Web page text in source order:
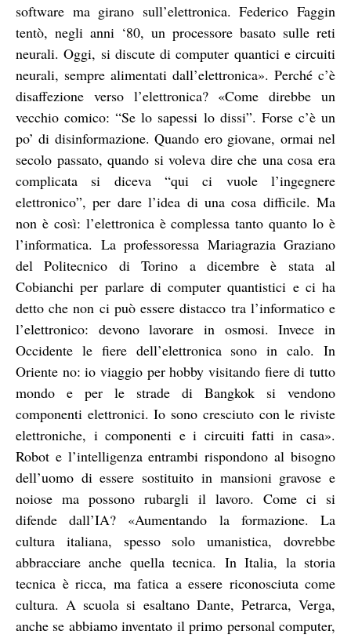
software ma girano sull’elettronica. Federico Faggin
tentò, negli anni ‘80, un processore basato sulle reti
neurali. Oggi, si discute di computer quantici e circuiti
neurali, sempre alimentati dall’elettronica». Perché c’è
disaffezione verso l’elettronica? «Come direbbe un
vecchio comico: “Se lo sapessi lo dissi”. Forse c’è un
po’ di disinformazione. Quando ero giovane, ormai nel
secolo passato, quando si voleva dire che una cosa era
complicata si diceva “qui ci vuole l’ingegnere
elettronico”, per dare l’idea di una cosa difficile. Ma
non è così: l’elettronica è complessa tanto quanto lo è
l’informatica. La professoressa Mariagrazia Graziano
del Politecnico di Torino a dicembre è stata al
Cobianchi per parlare di computer quantistici e ci ha
detto che non ci può essere distacco tra l’informatico e
l’elettronico: devono lavorare in osmosi. Invece in
Occidente le fiere dell’elettronica sono in calo. In
Oriente no: io viaggio per hobby visitando fiere di tutto
mondo e per le strade di Bangkok si vendono
componenti elettronici. Io sono cresciuto con le riviste
elettroniche, i componenti e i circuiti fatti in casa».
Robot e l’intelligenza entrambi rispondono al bisogno
dell’uomo di essere sostituito in mansioni gravose e
noiose ma possono rubargli il lavoro. Come ci si
difende dall’IA? «Aumentando la formazione. La
cultura italiana, spesso solo umanistica, dovrebbe
abbracciare anche quella tecnica. In Italia, la storia
tecnica è ricca, ma fatica a essere riconosciuta come
cultura. A scuola si esaltano Dante, Petrarca, Verga,
anche se abbiamo inventato il primo personal computer,